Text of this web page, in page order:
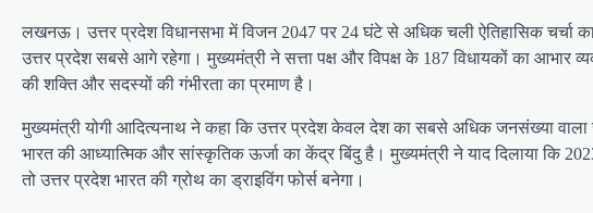
लखनऊ। उत्तर प्रदेश विधानसभा में विजन 2047 पर 24 घंटे से अधिक चली ऐतिहासिक चर्चा
उत्तर प्रदेश सबसे आगे रहेगा। मुख्यमंत्री ने सत्ता पक्ष और विपक्ष के 187 विधायकों का
की शक्ति और सदस्यों की गंभीरता का प्रमाण है।
मुख्यमंत्री योगी आदित्यनाथ ने कहा कि उत्तर प्रदेश केवल देश का सबसे अधिक जनसंख्या वाला
भारत की आध्यात्मिक और सांस्कृतिक ऊर्जा का केंद्र बिंदु है। मुख्यमंत्री ने याद दिलाया कि
तो उत्तर प्रदेश भारत की ग्रोथ का ड्राइविंग फोर्स बनेगा।